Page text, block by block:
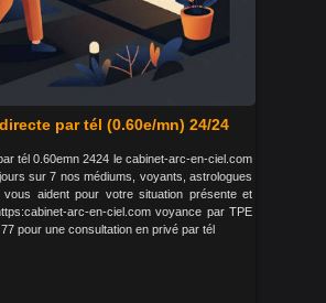
par tél (0.60e/mn) 24/24
tél 0.60emn 2424 le cabinet-arc-en-ciel.com
sur 7 nos médiums, voyants, astrologues
vous aident pour votre situation présente et
arc-en-ciel.com voyance par TPE
pour une consultation en privé par tél